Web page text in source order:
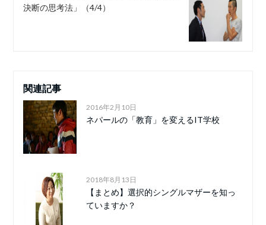
決断の思考法」（4/4）
関連記事
2016年2月10日
ネパールの「教育」を変えるIT学校
2018年8月13日
【まとめ】選択的シングルマザーを知っ
ていますか？